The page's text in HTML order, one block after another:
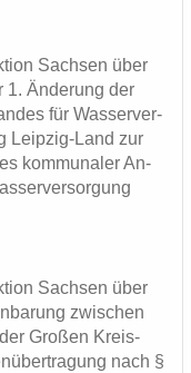
Sach­sen über
1. Än­de­rung der
für Was­ser­ver­
Leipzig-​Land zur
kom­mu­na­ler An­
Sach­sen über
zwi­schen
Gro­ßen Kreis­
nach §